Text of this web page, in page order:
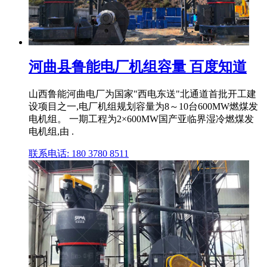
河曲县鲁能电厂机组容量 百度知道
山西鲁能河曲电厂为国家"西电东送"北通道首批开工建
设项目之一,电厂机组规划容量为8～10台600MW燃煤发
电机组。 一期工程为2×600MW国产亚临界湿冷燃煤发
电机组,由 .
联系电话: 180 3780 8511